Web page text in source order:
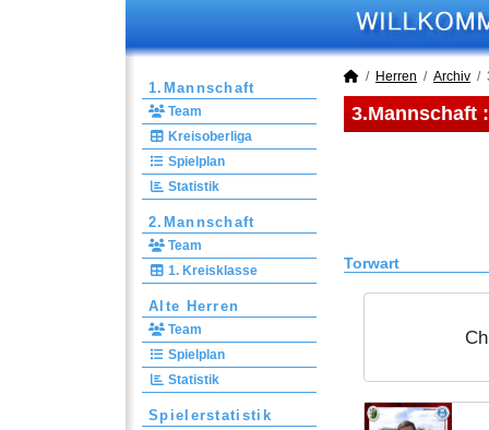
1.Mannschaft
Team
Kreisoberliga
Spielplan
Statistik
2.Mannschaft
Team
1. Kreisklasse
Alte Herren
Team
Spielplan
Statistik
Spielerstatistik
Herren Archiv
3.Mannschaft
Torwart